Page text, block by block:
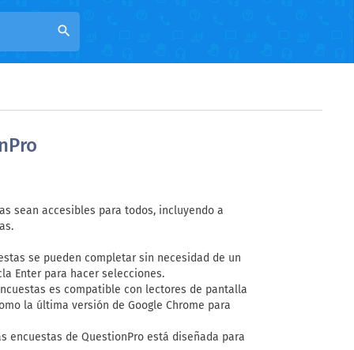
search
sean accesibles para todos, incluyendo a
se pueden completar sin necesidad de un
Enter para hacer selecciones.
es compatible con lectores de pantalla
la última versión de Google Chrome para
encuestas de QuestionPro está diseñada para